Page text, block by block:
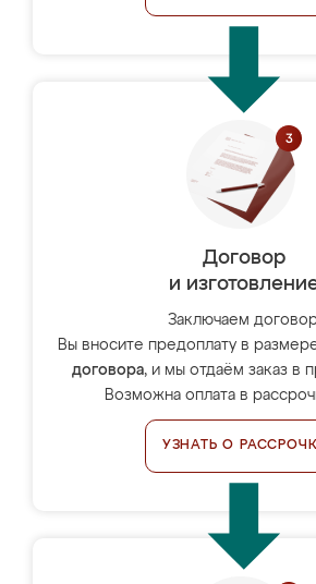
Договор
и
Заключаем
Вы вносите предоплату в
договора, и мы отдаём заказ в
Возможна оплата в
УЗНАТЬ О